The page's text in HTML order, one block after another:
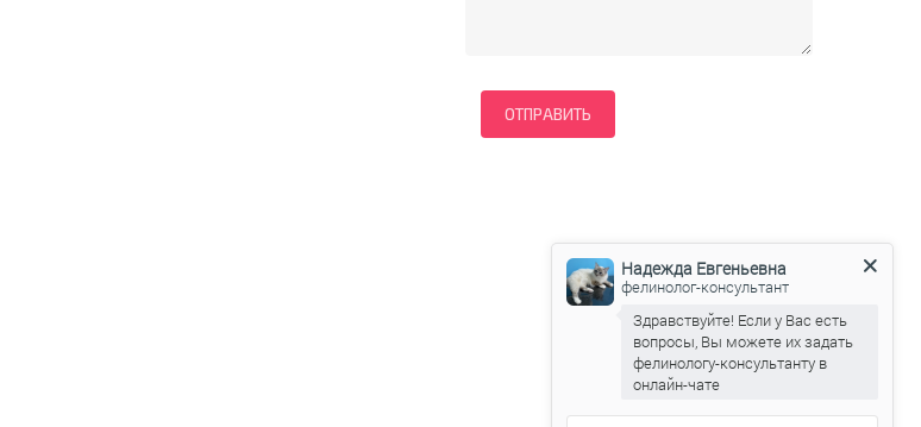
Надежда Евгеньевна
фелинолог-консультант
Здравствуйте! Если у Вас есть
вопросы, Вы можете их задать
фелинологу-консультанту в
онлайн-чате